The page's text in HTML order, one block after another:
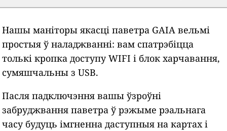
Нашы маніторы якасці паветра GAIA вельмі
простыя ў наладжванні: вам спатрэбіцца
толькі кропка доступу WIFI і блок харчавання,
сумяшчальны з USB.
Пасля падключэння вашы ўзроўні
забруджвання паветра ў рэжыме рэальнага
часу будуць імгненна даступныя на картах і